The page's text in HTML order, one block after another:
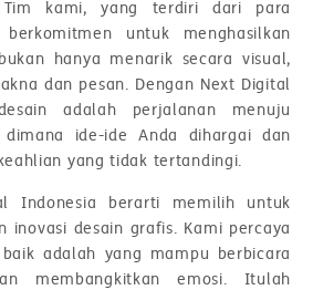
kami, yang terdiri dari para
untuk menghasilkan
hanya menarik secara visual,
dan pesan. Dengan Next Digital
adalah perjalanan menuju
ide-ide Anda dihargai dan
yang tidak tertandingi.
Indonesia berarti memilih untuk
inovasi desain grafis. Kami percaya
adalah yang mampu berbicara
membangkitkan emosi. Itulah